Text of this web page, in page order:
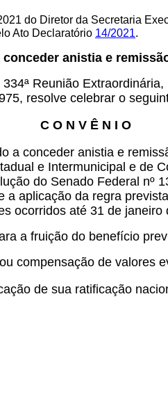
do Diretor da Secretaria
Ato Declaratório 14/2021.
anistia e
334ª Reunião
resolve celebrar o
C O N V Ê N I O
a conceder anistia e
e Intermunicipal e de
do Senado Federal nº
aplicação da regra
ocorridos até 31 de janeiro
a fruição do benefício
compensação de valores
de sua ratificação